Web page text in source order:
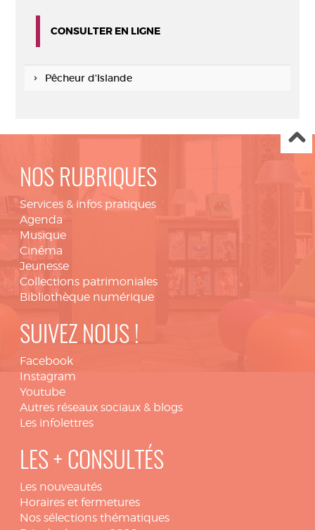
CONSULTER EN LIGNE
Pêcheur d'Islande
NOS RUBRIQUES
Services & infos pratiques
Agenda
Musique
Cinéma
Jeunesse
Collections patrimoniales
Bibliothèque numérique
SUIVEZ NOUS !
Facebook
Instagram
Youtube
Autres réseaux sociaux & blogs
Les infolettres
LES + CONSULTÉS
Les nouveautés
Horaires et fermetures
Nos sélections thématiques